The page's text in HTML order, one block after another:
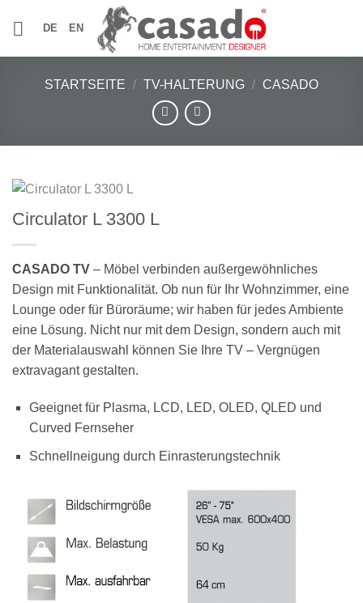
DE EN
STARTSEITE / TV-HALTERUNG / CASADO
Circulator L 3300 L
CASADO TV – Möbel verbinden außergewöhnliches
Design mit Funktionalität. Ob nun für Ihr Wohnzimmer, eine
Lounge oder für Büroräume; wir haben für jedes Ambiente
eine Lösung. Nicht nur mit dem Design, sondern auch mit
der Materialauswahl können Sie Ihre TV – Vergnügen
extravagant gestalten.
Geeignet für Plasma, LCD, LED, OLED, QLED und
Curved Fernseher
Schnellneigung durch Einrasterungstechnik